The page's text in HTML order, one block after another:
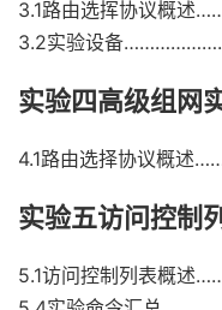
3.1路由选挥协议概
3.2实验设备
实验四高级组网
4.1路由选择协议概
实验五访问控制
5.1访问控制列表概